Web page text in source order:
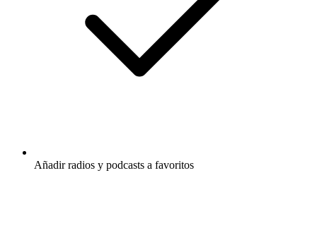
Añadir radios y podcasts a favoritos